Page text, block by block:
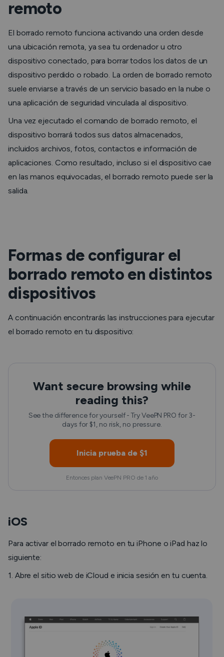
remoto
El borrado remoto funciona activando una orden desde
una ubicación remota, ya sea tu ordenador u otro
dispositivo conectado, para borrar todos los datos de un
dispositivo perdido o robado. La orden de borrado remoto
suele enviarse a través de un servicio basado en la nube o
una aplicación de seguridad vinculada al dispositivo.
Una vez ejecutado el comando de borrado remoto, el
dispositivo borrará todos sus datos almacenados,
incluidos archivos, fotos, contactos e información de
aplicaciones. Como resultado, incluso si el dispositivo cae
en las manos equivocadas, el borrado remoto puede ser la
salida.
Formas de configurar el
borrado remoto en distintos
dispositivos
A continuación encontrarás las instrucciones para ejecutar
el borrado remoto en tu dispositivo:
Want secure browsing while
reading this?
See the difference for yourself - Try VeePN PRO for 3-
days for $1, no risk, no pressure.
Inicia prueba de $1
Entonces plan VeePN PRO de 1 año
iOS
Para activar el borrado remoto en tu iPhone o iPad haz lo
siguiente:
1. Abre el sitio web de iCloud e inicia sesión en tu cuenta.